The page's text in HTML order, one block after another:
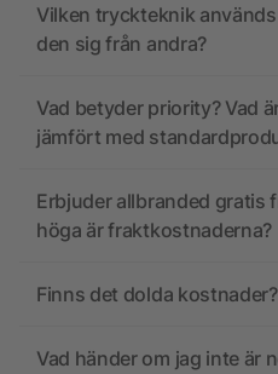
Vilken tryckteknik
den sig från andra?
Vad betyder priority? Vad
jämfört med
Erbjuder allbranded gratis
höga är fraktkostnaderna?
Finns det dolda kostnader?
Vad händer om jag inte är